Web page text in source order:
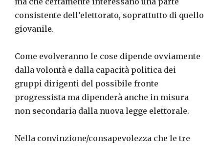
consistente dell’elettorato, soprattutto di quello
giovanile.
Come evolveranno le cose dipende ovviamente
dalla volontà e dalla capacità politica dei
gruppi dirigenti del possibile fronte
progressista ma dipenderà anche in misura
non secondaria dalla nuova legge elettorale.
Nella convinzione/consapevolezza che le tre